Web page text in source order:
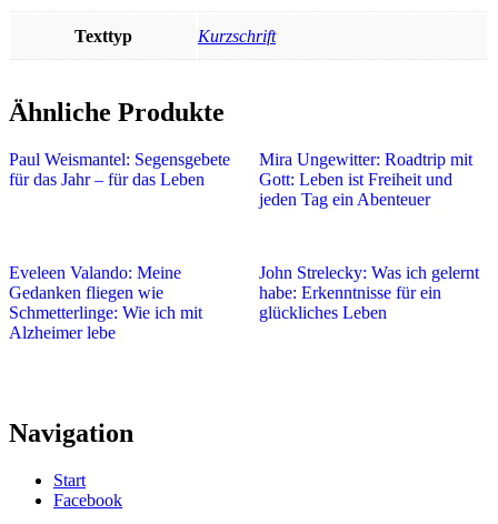
Texttyp Kurzschrift
Ähnliche Produkte
Paul Weismantel: Segensgebete
für das Jahr – für das Leben
Mira Ungewitter: Roadtrip mit
Gott: Leben ist Freiheit und
jeden Tag ein Abenteuer
Eveleen Valando: Meine
Gedanken fliegen wie
Schmetterlinge: Wie ich mit
Alzheimer lebe
John Strelecky: Was ich gelernt
habe: Erkenntnisse für ein
glückliches Leben
Navigation
Start
Facebook